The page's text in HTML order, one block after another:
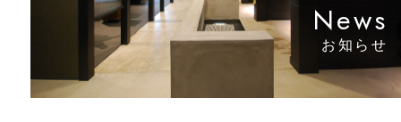
News
お知らせ